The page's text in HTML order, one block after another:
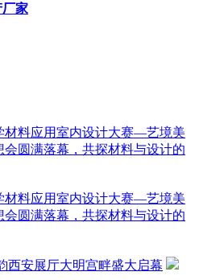
厂家
材料应用室内设计大赛—艺境美
圆满落幕，共探材料与设计的
材料应用室内设计大赛—艺境美
圆满落幕，共探材料与设计的
西安展厅大明宫畔盛大启幕